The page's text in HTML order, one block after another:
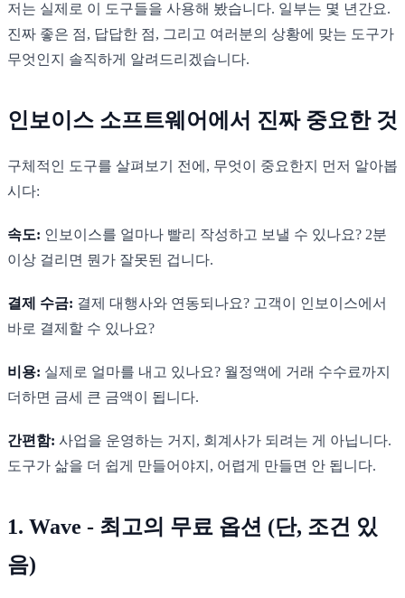
저는 실제로 이 도구들을 사용해 봤습니다. 일부는 몇 년간요.
진짜 좋은 점, 답답한 점, 그리고 여러분의 상황에 맞는 도구가
무엇인지 솔직하게 알려드리겠습니다.
인보이스 소프트웨어에서 진짜 중요한 것
구체적인 도구를 살펴보기 전에, 무엇이 중요한지 먼저 알아봅
시다:
속도: 인보이스를 얼마나 빨리 작성하고 보낼 수 있나요? 2분
이상 걸리면 뭔가 잘못된 겁니다.
결제 수금: 결제 대행사와 연동되나요? 고객이 인보이스에서
바로 결제할 수 있나요?
비용: 실제로 얼마를 내고 있나요? 월정액에 거래 수수료까지
더하면 금세 큰 금액이 됩니다.
간편함: 사업을 운영하는 거지, 회계사가 되려는 게 아닙니다.
도구가 삶을 더 쉽게 만들어야지, 어렵게 만들면 안 됩니다.
1. Wave - 최고의 무료 옵션 (단, 조건 있
음)